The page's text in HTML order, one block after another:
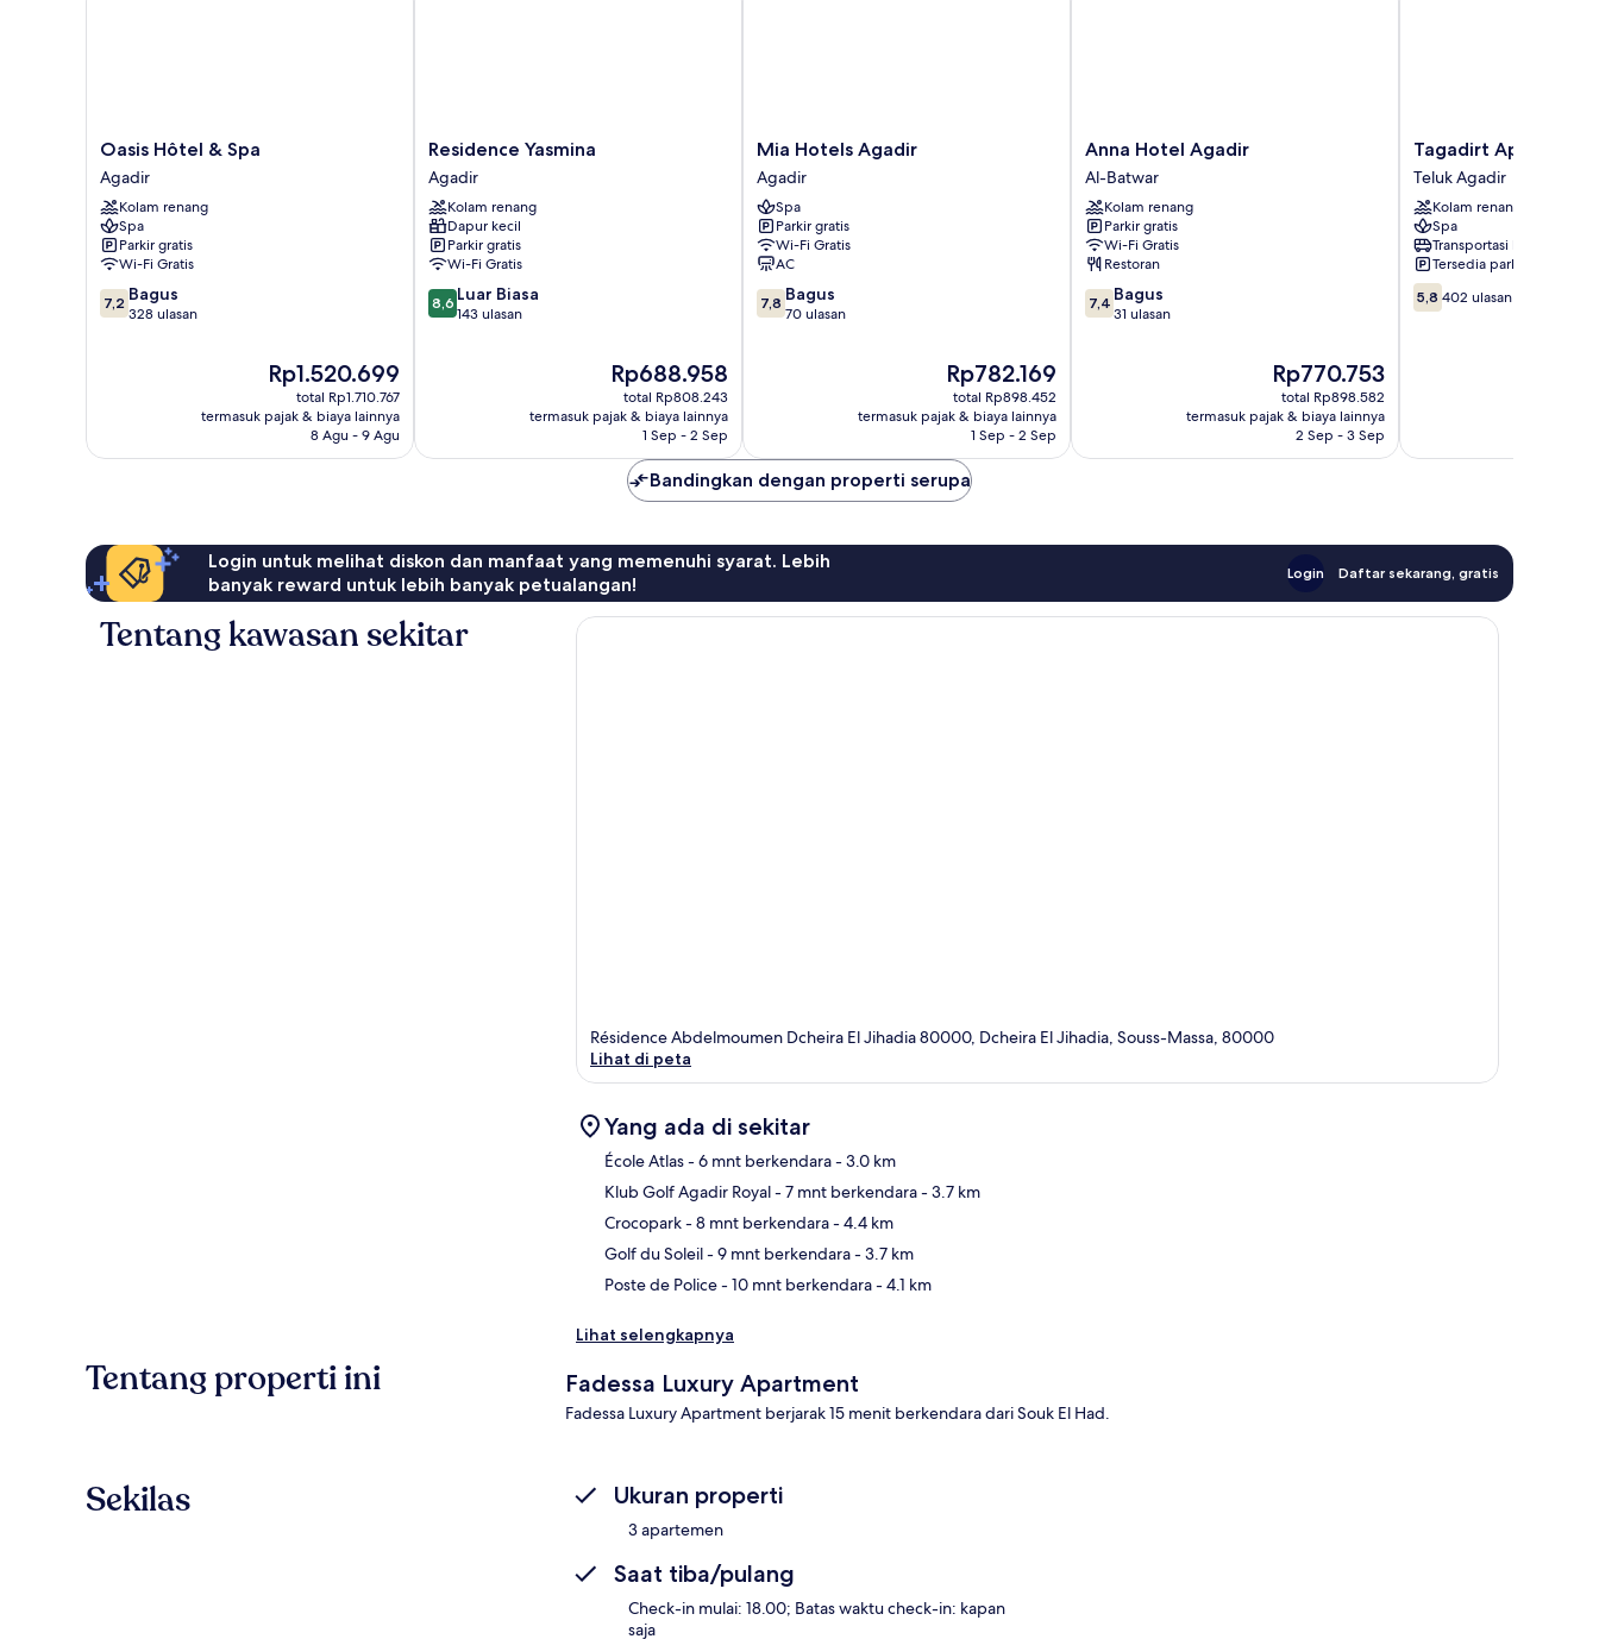
Oasis
Hôtel
&
Spa
Agadir
Oasis Hôtel & Spa
Agadir
Kolam renang
Spa
Parkir gratis
Wi-Fi Gratis
7.2
dari
7,2 Bagus
328 ulasan
Harga
sekarang
Rp1.520.699
Rp1.520.699
total Rp1.710.767
termasuk pajak & biaya lainnya
8 Agu - 9 Agu
Residence
Yasmina
Agadir
Residence Yasmina
Agadir
Kolam renang
Dapur kecil
Parkir gratis
Wi-Fi Gratis
8.6
dari
8,6 Luar Biasa
143 ulasan
Harga
sekarang
Rp688.958
Rp688.958
total Rp808.243
termasuk pajak & biaya lainnya
1 Sep - 2 Sep
Mia
Hotels
Agadir
Agadir
Mia Hotels Agadir
Agadir
Spa
Parkir gratis
Wi-Fi Gratis
AC
7.8
dari
7,8 Bagus
70 ulasan
Harga
sekarang
Rp782.169
Rp782.169
total Rp898.452
termasuk pajak & biaya lainnya
1 Sep - 2 Sep
Anna
Hotel
Agadir
Al-
Batwar
Anna Hotel Agadir
Al-Batwar
Kolam renang
Parkir gratis
Wi-Fi Gratis
Restoran
7.4
dari
7,4 Bagus
31 ulasan
Harga
sekarang
Rp770.753
Rp770.753
total Rp898.582
termasuk pajak & biaya lainnya
2 Sep - 3 Sep
Tagadirt
Appart-
Hotel
Teluk
Agadir
Tagadirt Appart-
Teluk Agadir
Kolam renang
Spa
Transportasi bandara
Tersedia parkir
5.8
dari
5,8 402 ulasan
Bandingkan dengan properti serupa
Login untuk melihat diskon dan manfaat yang memenuhi syarat. Lebih
banyak reward untuk lebih banyak petualangan!
Login Daftar sekarang, gratis
Tentang kawasan sekitar
Résidence Abdelmoumen Dcheira El Jihadia 80000, Dcheira El Jihadia, Souss-Massa, 80000
Lihat di peta
Yang ada di sekitar
École Atlas- 6 mnt berkendara- 3.0 km
Klub Golf Agadir Royal- 7 mnt berkendara- 3.7 km
Crocopark- 8 mnt berkendara- 4.4 km
Golf du Soleil- 9 mnt berkendara- 3.7 km
Poste de Police- 10 mnt berkendara- 4.1 km
Lihat selengkapnya
Tentang properti ini Fadessa Luxury Apartment
Fadessa Luxury Apartment berjarak 15 menit berkendara dari Souk El Had.
Sekilas Ukuran properti
3 apartemen
Saat tiba/pulang
Check-in mulai: 18.00; Batas waktu check-in: kapan
saja